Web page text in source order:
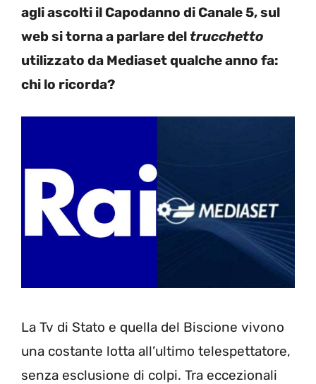
agli ascolti il Capodanno di Canale 5, sul
web si torna a parlare deltrucchetto
utilizzato da Mediaset qualche anno fa:
chi lo ricorda?
La Tv di Stato e quella del Biscione vivono
una costante lotta all’ultimo telespettatore,
senza esclusione di colpi. Tra eccezionali